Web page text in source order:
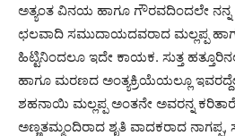
ಅತ್ಯಂತ ವಿನಯ ಹಾಗೂ ಗೌರವದಿಂದಲೇ ನನ್ನ
ಛಲವಾದಿ ಸಮುದಾಯದವರಾದ ಮಲ್ಲಪ್ಪ
ಹಿಟ್ಟಿನಿಂದಲೂ ಇದೇ ಕಾಯಕ. ಸುತ್ತ
ಹಾಗೂ ಮರಣದ ಅಂತ್ಯಕ್ರಿಯೆಯಲ್ಲೂ ಇವರದ್ದೇ
ಶಹನಾಯಿ ಮಲ್ಲಪ್ಪ ಅಂತನೇ ಅವರನ್ನ
ಅಣ್ಣತಮ್ಮಂದಿರಾದ ಶೃತಿ ವಾದಕರಾದ